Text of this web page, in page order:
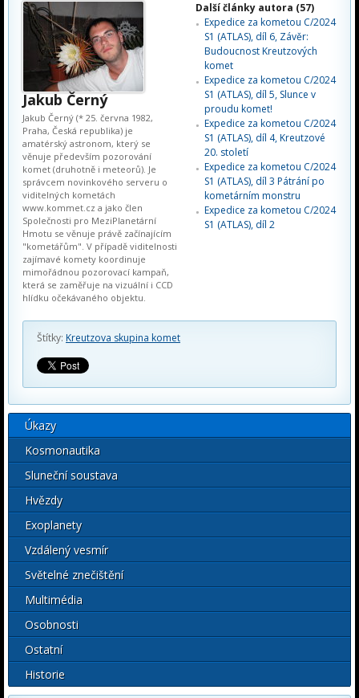
Jakub Černý
Jakub Černý (* 25. června 1982,
Praha, Česká republika) je
amatérský astronom, který se
věnuje především pozorování
komet (druhotně i meteorů). Je
správcem novinkového serveru o
viditelných kometách
www.kommet.cz a jako člen
Společnosti pro MeziPlanetární
Hmotu se věnuje právě začínajícím
"kometářům". V případě viditelnosti
zajímavé komety koordinuje
mimořádnou pozorovací kampaň,
která se zaměřuje na vizuální i CCD
hlídku očekávaného objektu.
Další články autora (57)
Expedice za kometou C/2024
S1 (ATLAS), díl 6, Závěr:
Budoucnost Kreutzových
komet
Expedice za kometou C/2024
S1 (ATLAS), díl 5, Slunce v
proudu komet!
Expedice za kometou C/2024
S1 (ATLAS), díl 4, Kreutzové
20. století
Expedice za kometou C/2024
S1 (ATLAS), díl 3 Pátrání po
kometárním monstru
Expedice za kometou C/2024
S1 (ATLAS), díl 2
Štítky: Kreutzova skupina komet
Úkazy
Kosmonautika
Sluneční soustava
Hvězdy
Exoplanety
Vzdálený vesmír
Světelné znečištění
Multimédia
Osobnosti
Ostatní
Historie